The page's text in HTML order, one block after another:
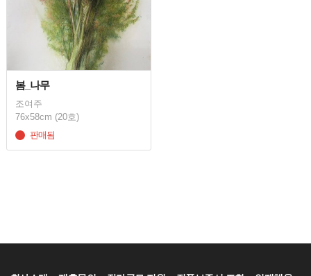
봄_나무
조여주
76x58cm (20호)
판매됨